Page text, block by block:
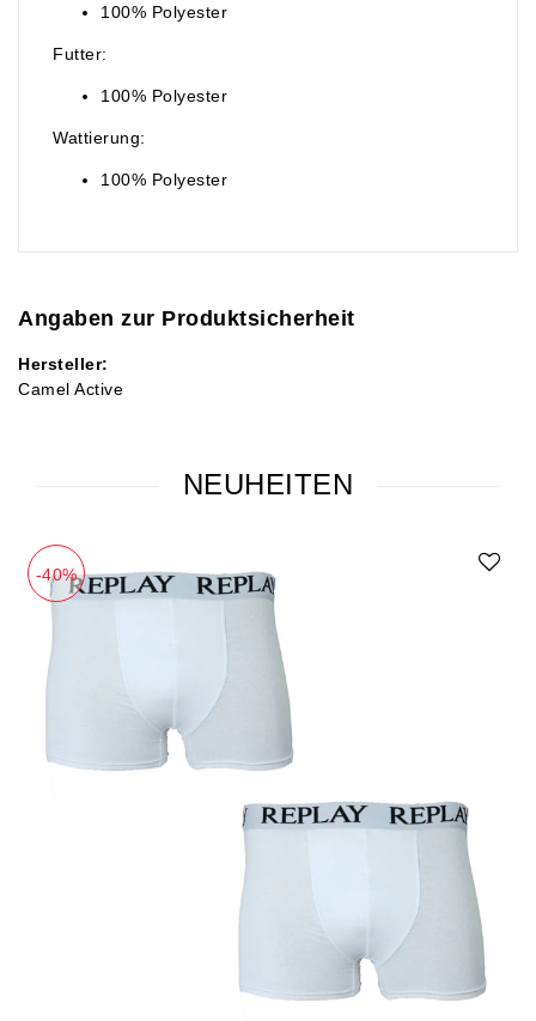
100% Polyester
Futter:
100% Polyester
Wattierung:
100% Polyester
Angaben zur Produktsicherheit
Hersteller:
Camel Active
NEUHEITEN
-40%